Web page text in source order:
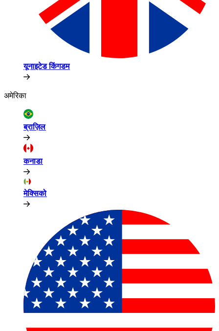
यूनाइटेड किंगडम​​
अमेरिका​​
ब्राज़िल​​
कनाडा​​
मेक्सिको​​